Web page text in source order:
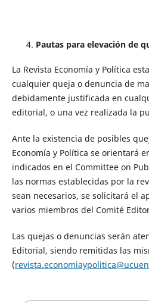
Pautas para elevación de
La Revista Economía y Política
cualquier queja o denuncia de
debidamente justificada en
editorial, o una vez realizada la
Ante la existencia de posibles
Economía y Política se orientará
indicados en el Committee on
las normas establecidas por la
sean necesarios, se solicitará el
varios miembros del Comité
Las quejas o denuncias serán
Editorial, siendo remitidas las
(